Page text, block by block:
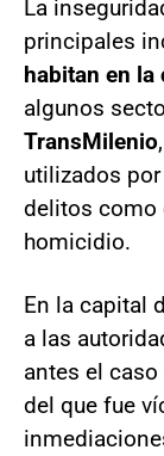
La
principales
habitan en la
algunos
TransMilenio
utilizados
delitos como
homicidio.
En la capital
a las
antes el
del que fue